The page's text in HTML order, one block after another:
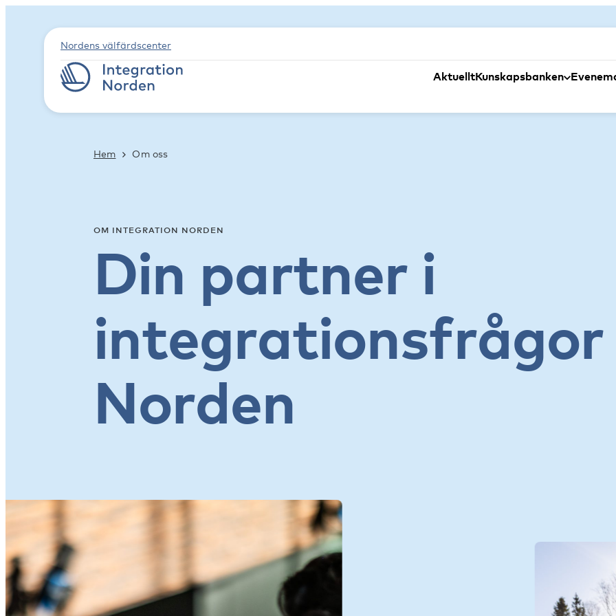
Nordens välfärdscenter
AktuelltKunskapsbanken
Hem Om oss
OM INTEGRATION NORDEN
Din partner i
integrationsfrågor
Norden